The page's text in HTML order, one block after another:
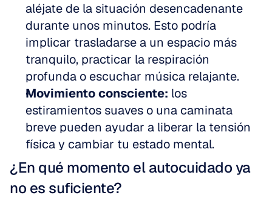
aléjate de la situación desencadenante
durante unos minutos. Esto podría
implicar trasladarse a un espacio más
tranquilo, practicar la respiración
profunda o escuchar música relajante.
Movimiento consciente: los
estiramientos suaves o una caminata
breve pueden ayudar a liberar la tensión
física y cambiar tu estado mental.
¿En qué momento el autocuidado ya
no es suficiente?